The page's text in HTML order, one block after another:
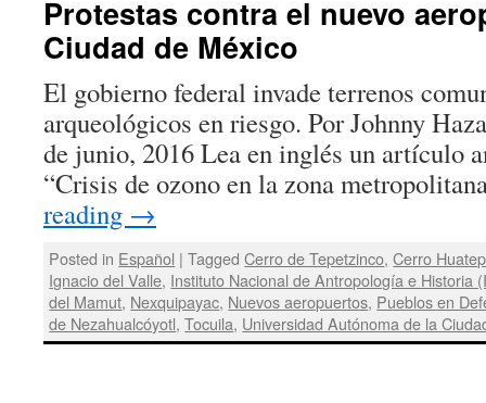
Protestas contra el nuevo
Ciudad de México
El gobierno federal invade terrenos
arqueológicos en riesgo. Por Johnny
de junio, 2016 Lea en inglés un artículo
“Crisis de ozono en la zona
reading →
Posted in Español | Tagged Cerro de Tepetzinco,Cerro
Ignacio del Valle, Instituto Nacional de Antropología e Historia
del Mamut, Nexquipayac, Nuevos aeropuertos, Pueblos en
de Nezahualcóyotl,Tocuila, Universidad Autónoma de la